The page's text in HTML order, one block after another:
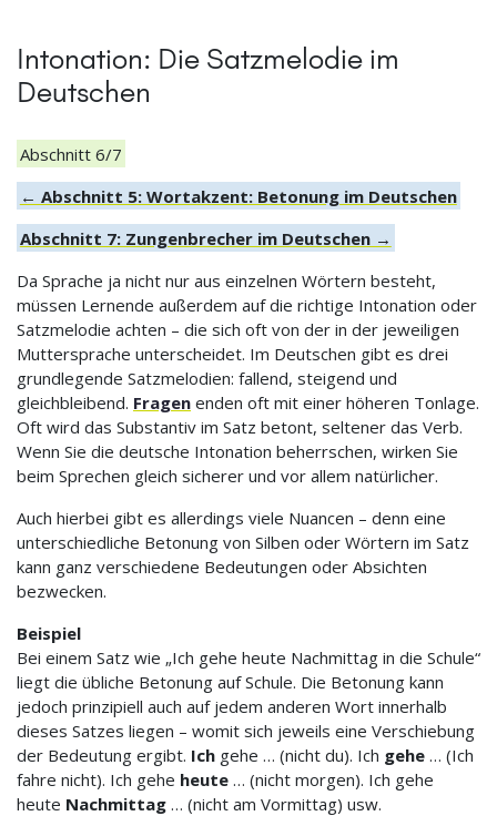
Intonation: Die Satzmelodie im
Deutschen
Abschnitt 6/7
← Abschnitt 5: Wortakzent: Betonung im Deutschen
Abschnitt 7: Zungenbrecher im Deutschen →
Da Sprache ja nicht nur aus einzelnen Wörtern besteht,
müssen Lernende außerdem auf die richtige Intonation oder
Satzmelodie achten – die sich oft von der in der jeweiligen
Muttersprache unterscheidet. Im Deutschen gibt es drei
grundlegende Satzmelodien: fallend, steigend und
gleichbleibend. Fragen enden oft mit einer höheren Tonlage.
Oft wird das Substantiv im Satz betont, seltener das Verb.
Wenn Sie die deutsche Intonation beherrschen, wirken Sie
beim Sprechen gleich sicherer und vor allem natürlicher.
Auch hierbei gibt es allerdings viele Nuancen – denn eine
unterschiedliche Betonung von Silben oder Wörtern im Satz
kann ganz verschiedene Bedeutungen oder Absichten
bezwecken.
Beispiel
Bei einem Satz wie „Ich gehe heute Nachmittag in die Schule“
liegt die übliche Betonung auf Schule. Die Betonung kann
jedoch prinzipiell auch auf jedem anderen Wort innerhalb
dieses Satzes liegen – womit sich jeweils eine Verschiebung
der Bedeutung ergibt. Ich gehe … (nicht du). Ich gehe … (Ich
fahre nicht). Ich gehe heute … (nicht morgen). Ich gehe
heute Nachmittag … (nicht am Vormittag) usw.